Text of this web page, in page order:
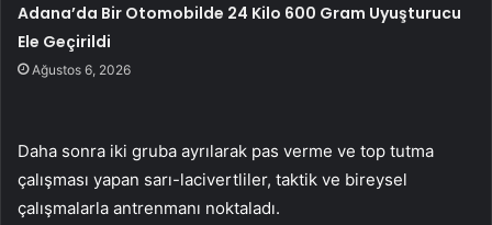
Adana’da Bir Otomobilde 24 Kilo 600 Gram Uyuşturucu
Ele Geçirildi
Ağustos 6, 2026
Daha sonra iki gruba ayrılarak pas verme ve top tutma
çalışması yapan sarı-lacivertliler, taktik ve bireysel
çalışmalarla antrenmanı noktaladı.